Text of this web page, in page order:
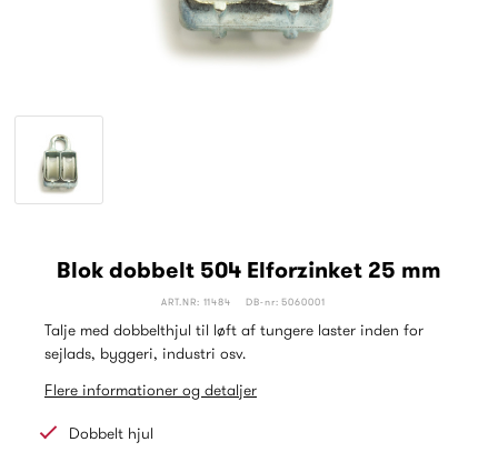
Blok dobbelt 504 Elforzinket 25 mm
ART.NR: 11484 DB-nr: 5060001
Talje med dobbelthjul til løft af tungere laster inden for
sejlads, byggeri, industri osv.
Flere informationer og detaljer
Dobbelt hjul